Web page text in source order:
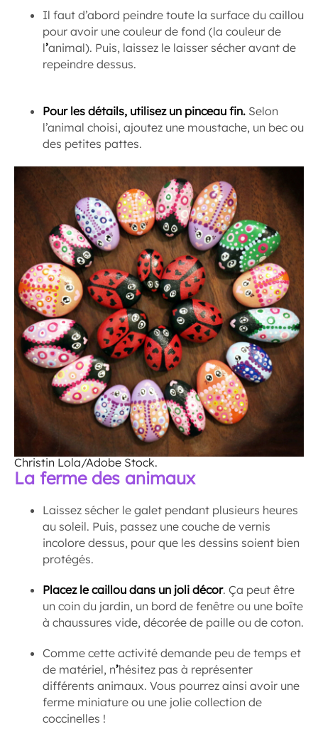
Il faut d’abord peindre toute la surface du caillou
pour avoir une couleur de fond (la couleur de
l’animal). Puis, laissez le laisser sécher avant de
repeindre dessus.
Pour les détails, utilisez un pinceau fin. Selon
l’animal choisi, ajoutez une moustache, un bec ou
des petites pattes.
Christin Lola/Adobe Stock.
La ferme des animaux
Laissez sécher le galet pendant plusieurs heures
au soleil. Puis, passez une couche de vernis
incolore dessus, pour que les dessins soient bien
protégés.
Placez le caillou dans un joli décor. Ça peut être
un coin du jardin, un bord de fenêtre ou une boîte
à chaussures vide, décorée de paille ou de coton.
Comme cette activité demande peu de temps et
de matériel, n’hésitez pas à représenter
différents animaux. Vous pourrez ainsi avoir une
ferme miniature ou une jolie collection de
coccinelles !